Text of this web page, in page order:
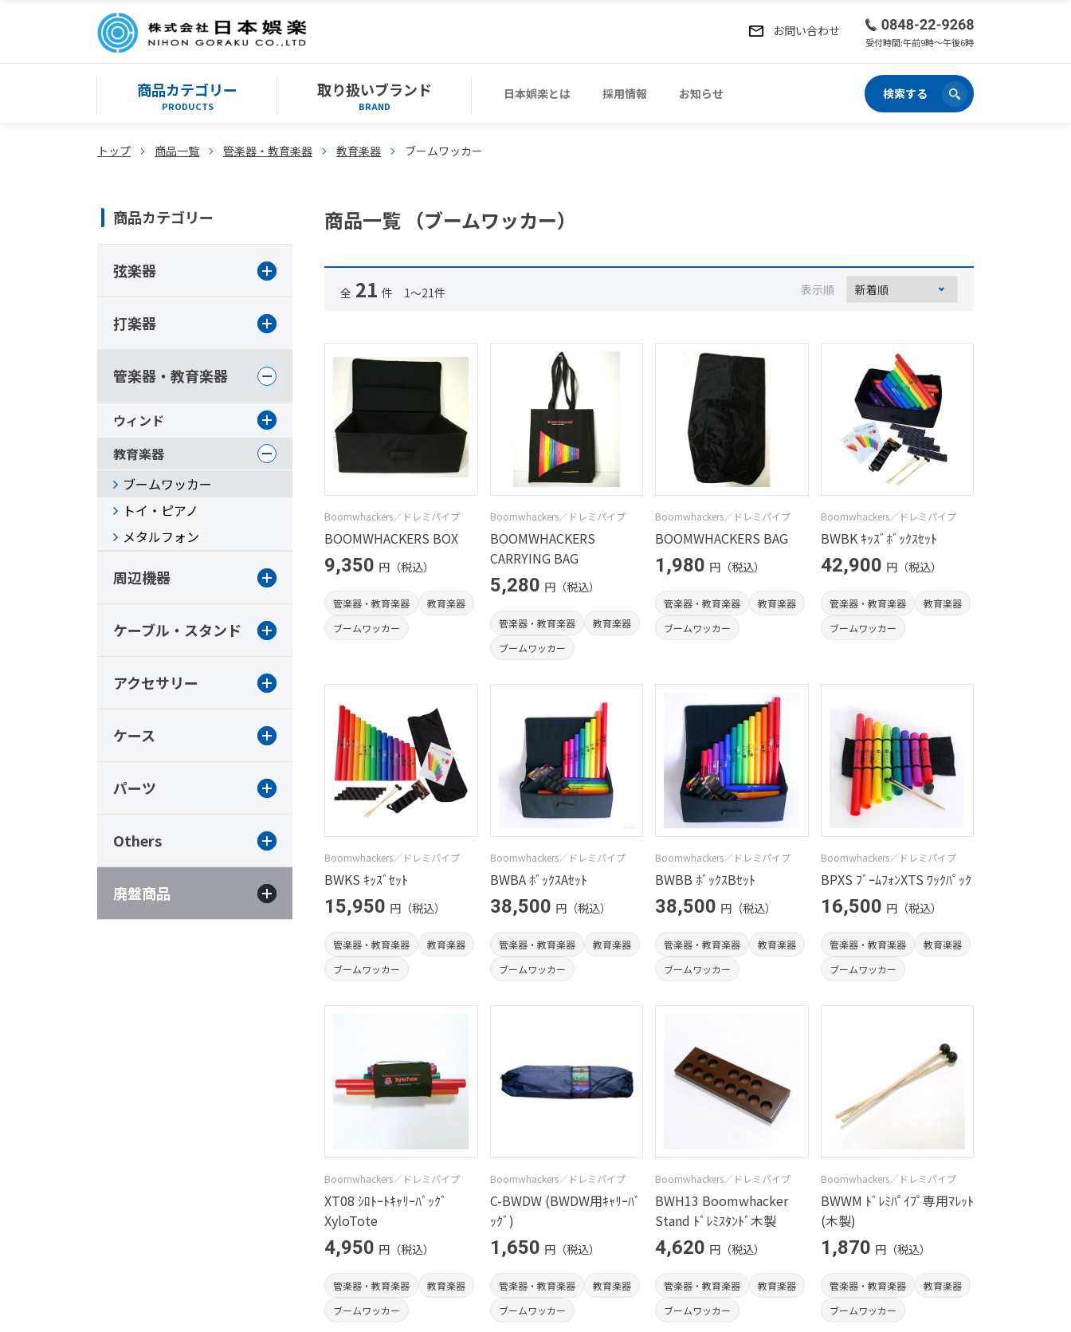
お問い合わせ
受付時間:午前9時〜午後6時
商品カテゴリー
PRODUCTS
取り扱いブランド
BRAND
日本娯楽とは 採用情報 お知らせ 検索する
トップ 商品一覧 管楽器・教育楽器 教育楽器 ブームワッカー
商品一覧 （ブームワッカー）
全 21 件 1～21件 表示順
Boomwhackers／ドレミパイプ
BOOMWHACKERS BOX
9,350 円（税込）
管楽器・教育楽器
教育楽器
ブームワッカー
Boomwhackers／ドレミパイプ
BOOMWHACKERS
CARRYING BAG
5,280 円（税込）
管楽器・教育楽器
教育楽器
ブームワッカー
Boomwhackers／ドレミパイプ
BOOMWHACKERS BAG
1,980 円（税込）
管楽器・教育楽器
教育楽器
ブームワッカー
Boomwhackers／ドレミパイプ
BWBK ｷｯｽﾞﾎﾞｯｸｽｾｯﾄ
42,900 円（税込）
管楽器・教育楽器
教育楽器
ブームワッカー
Boomwhackers／ドレミパイプ
BWKS ｷｯｽﾞｾｯﾄ
15,950 円（税込）
管楽器・教育楽器
教育楽器
ブームワッカー
Boomwhackers／ドレミパイプ
BWBA ﾎﾞｯｸｽAｾｯﾄ
38,500 円（税込）
管楽器・教育楽器
教育楽器
ブームワッカー
Boomwhackers／ドレミパイプ
BWBB ﾎﾞｯｸｽBｾｯﾄ
38,500 円（税込）
管楽器・教育楽器
教育楽器
ブームワッカー
Boomwhackers／ドレミパイプ
BPXS ﾌﾞｰﾑﾌｫﾝXTS ﾜｯｸﾊﾟｯｸ
16,500 円（税込）
管楽器・教育楽器
教育楽器
ブームワッカー
Boomwhackers／ドレミパイプ
XT08 ｼﾛﾄｰﾄｷｬﾘｰﾊﾞｯｸﾞ
XyloTote
4,950 円（税込）
管楽器・教育楽器
教育楽器
ブームワッカー
Boomwhackers／ドレミパイプ
C-BWDW (BWDW用ｷｬﾘｰﾊﾞ
ｯｸﾞ)
1,650 円（税込）
管楽器・教育楽器
教育楽器
ブームワッカー
Boomwhackers／ドレミパイプ
BWH13 Boomwhacker
Stand ﾄﾞﾚﾐｽﾀﾝﾄﾞ木製
4,620 円（税込）
管楽器・教育楽器
教育楽器
ブームワッカー
Boomwhackers／ドレミパイプ
BWWM ﾄﾞﾚﾐﾊﾟｲﾌﾟ専用ﾏﾚｯﾄ
(木製)
1,870 円（税込）
管楽器・教育楽器
教育楽器
ブームワッカー
商品カテゴリー
弦楽器
打楽器
管楽器・教育楽器
ウィンド
教育楽器
ブームワッカー
トイ・ピアノ
メタルフォン
周辺機器
ケーブル・スタンド
アクセサリー
ケース
パーツ
Others
廃盤商品